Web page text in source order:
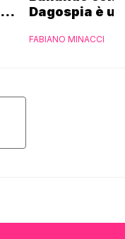
Dagospia è
FABIANO MINACCI